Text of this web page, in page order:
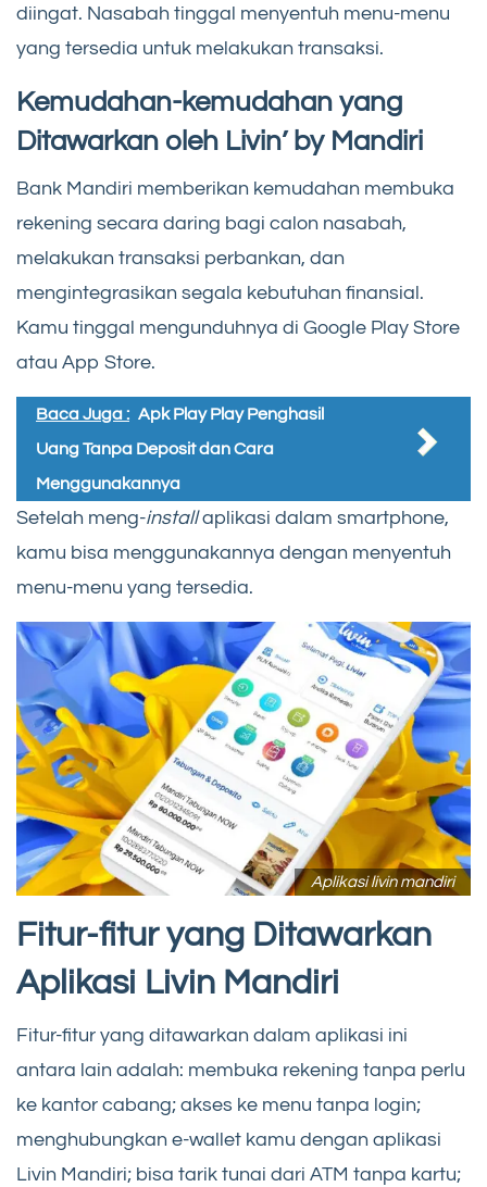
diingat. Nasabah tinggal menyentuh menu-menu
yang tersedia untuk melakukan transaksi.
Kemudahan-kemudahan yang
Ditawarkan oleh Livin’ by Mandiri
Bank Mandiri memberikan kemudahan membuka
rekening secara daring bagi calon nasabah,
melakukan transaksi perbankan, dan
mengintegrasikan segala kebutuhan finansial.
Kamu tinggal mengunduhnya di Google Play Store
atau App Store.
Baca Juga : Apk Play Play Penghasil
Uang Tanpa Deposit dan Cara
Menggunakannya
Setelah meng-installaplikasi dalam smartphone,
kamu bisa menggunakannya dengan menyentuh
menu-menu yang tersedia.
Aplikasi livin mandiri
Fitur-fitur yang Ditawarkan
Aplikasi Livin Mandiri
Fitur-fitur yang ditawarkan dalam aplikasi ini
antara lain adalah: membuka rekening tanpa perlu
ke kantor cabang; akses ke menu tanpa login;
menghubungkan e-wallet kamu dengan aplikasi
Livin Mandiri; bisa tarik tunai dari ATM tanpa kartu;